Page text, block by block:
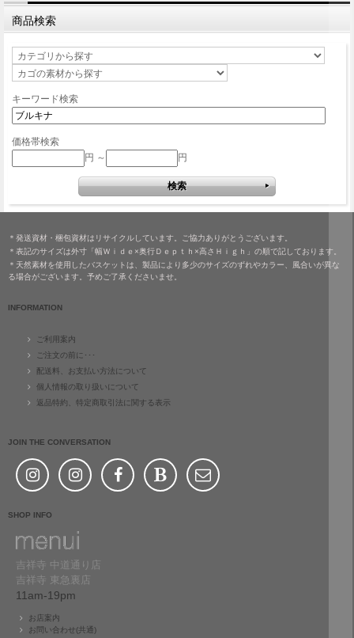
商品検索
キーワード検索
価格帯検索
円 ～
円
＊発送資材・梱包資材はリサイクルしています。ご協力ありがとうございます。
＊表記のサイズは外寸「幅Ｗｉｄｅ×奥行Ｄｅｐｔｈ×高さＨｉｇｈ」の順で記しております。
＊天然素材を使用したバスケットは、製品により多少のサイズのずれやカラー、風合いが異な
る場合がございます。予めご了承くださいませ。
INFORMATION
ご利用案内
ご注文の前に･･･
配送料、お支払い方法について
個人情報の取り扱いについて
返品特約、特定商取引法に関する表示
JOIN THE CONVERSATION
SHOP INFO
吉祥寺 中道通り店
吉祥寺 東急裏店
11am-19pm
お店案内
お問い合わせ(共通)